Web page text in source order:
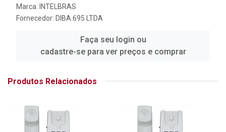
Marca: INTELBRAS
Fornecedor: DIBA 695 LTDA
Faça seu login ou
cadastre-se para ver preços e comprar
Produtos Relacionados